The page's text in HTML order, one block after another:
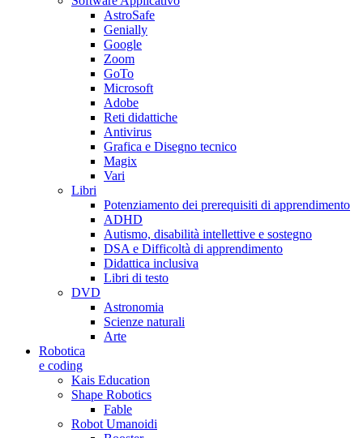
AstroSafe
Genially
Google
Zoom
GoTo
Microsoft
Adobe
Reti didattiche
Antivirus
Grafica e Disegno tecnico
Magix
Vari
Libri
Potenziamento dei prerequisiti di apprendimento
ADHD
Autismo, disabilità intellettive e sostegno
DSA e Difficoltà di apprendimento
Didattica inclusiva
Libri di testo
DVD
Astronomia
Scienze naturali
Arte
Robotica
e coding
Kais Education
Shape Robotics
Fable
Robot Umanoidi